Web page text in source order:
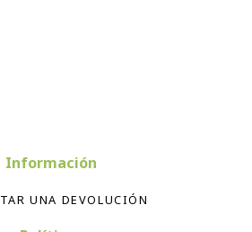
Información
UNA DEVOLUCIÓN